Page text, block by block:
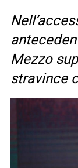
Mezzo
stravince